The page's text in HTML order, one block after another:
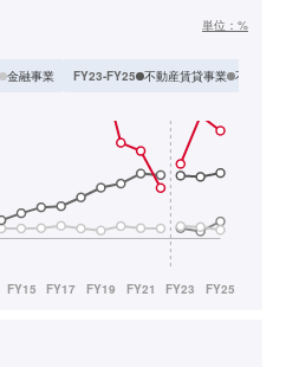
単位： %
金融事業 FY23-FY25 不動産賃貸事業 不動産開